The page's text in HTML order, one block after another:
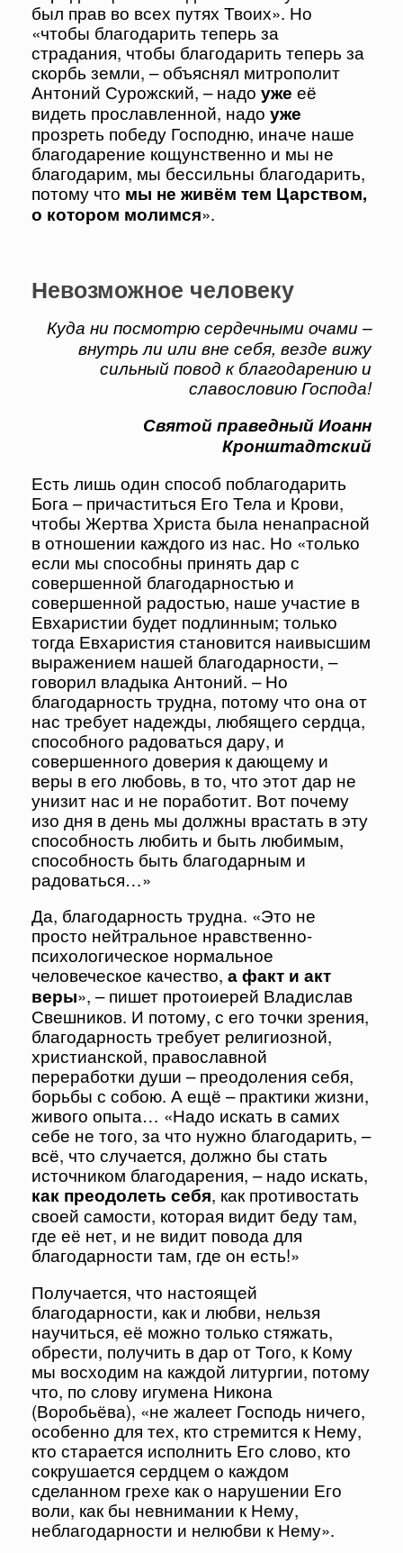
был прав во всех путях Твоих». Но
«чтобы благодарить теперь за
страдания, чтобы благодарить теперь за
скорбь земли, – объяснял митрополит
Антоний Сурожский, – надо уже её
видеть прославленной, надо уже
прозреть победу Господню, иначе наше
благодарение кощунственно и мы не
благодарим, мы бессильны благодарить,
потому что мы не живём тем Царством,
о котором молимся».
Невозможное человеку
Куда ни посмотрю сердечными очами –
внутрь ли или вне себя, везде вижу
сильный повод к благодарению и
славословию Господа!
Святой праведный Иоанн
Кронштадтский
Есть лишь один способ поблагодарить
Бога – причаститься Его Тела и Крови,
чтобы Жертва Христа была ненапрасной
в отношении каждого из нас. Но «только
если мы способны принять дар с
совершенной благодарностью и
совершенной радостью, наше участие в
Евхаристии будет подлинным; только
тогда Евхаристия становится наивысшим
выражением нашей благодарности, –
говорил владыка Антоний. – Но
благодарность трудна, потому что она от
нас требует надежды, любящего сердца,
способного радоваться дару, и
совершенного доверия к дающему и
веры в его любовь, в то, что этот дар не
унизит нас и не поработит. Вот почему
изо дня в день мы должны врастать в эту
способность любить и быть любимым,
способность быть благодарным и
радоваться…»
Да, благодарность трудна. «Это не
просто нейтральное нравственно-
психологическое нормальное
человеческое качество, а факт и акт
веры», – пишет протоиерей Владислав
Свешников. И потому, с его точки зрения,
благодарность требует религиозной,
христианской, православной
переработки души – преодоления себя,
борьбы с собою. А ещё – практики жизни,
живого опыта… «Надо искать в самих
себе не того, за что нужно благодарить, –
всё, что случается, должно бы стать
источником благодарения, – надо искать,
как преодолеть себя, как противостать
своей самости, которая видит беду там,
где её нет, и не видит повода для
благодарности там, где он есть!»
Получается, что настоящей
благодарности, как и любви, нельзя
научиться, её можно только стяжать,
обрести, получить в дар от Того, к Кому
мы восходим на каждой литургии, потому
что, по слову игумена Никона
(Воробьёва), «не жалеет Господь ничего,
особенно для тех, кто стремится к Нему,
кто старается исполнить Его слово, кто
сокрушается сердцем о каждом
сделанном грехе как о нарушении Его
воли, как бы невнимании к Нему,
неблагодарности и нелюбви к Нему».